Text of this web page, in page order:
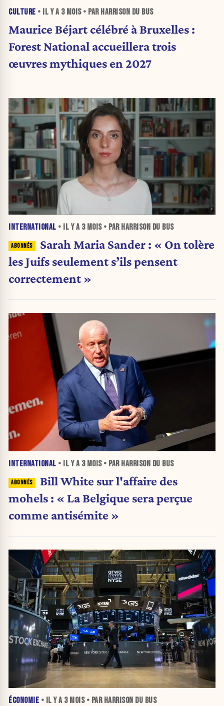
CULTURE • IL Y A 3 MOIS• PAR HARRISON DU BUS
Maurice Béjart célébré à Bruxelles :
Forest National accueillera trois
œuvres mythiques en 2027
INTERNATIONAL • IL Y A 3 MOIS• PAR HARRISON DU BUS
Sarah Maria Sander : « On tolère
les Juifs seulement s’ils pensent
correctement »
INTERNATIONAL • IL Y A 3 MOIS• PAR HARRISON DU BUS
Bill White sur l'affaire des
mohels : « La Belgique sera perçue
comme antisémite »
ÉCONOMIE • IL Y A 3 MOIS• PAR HARRISON DU BUS